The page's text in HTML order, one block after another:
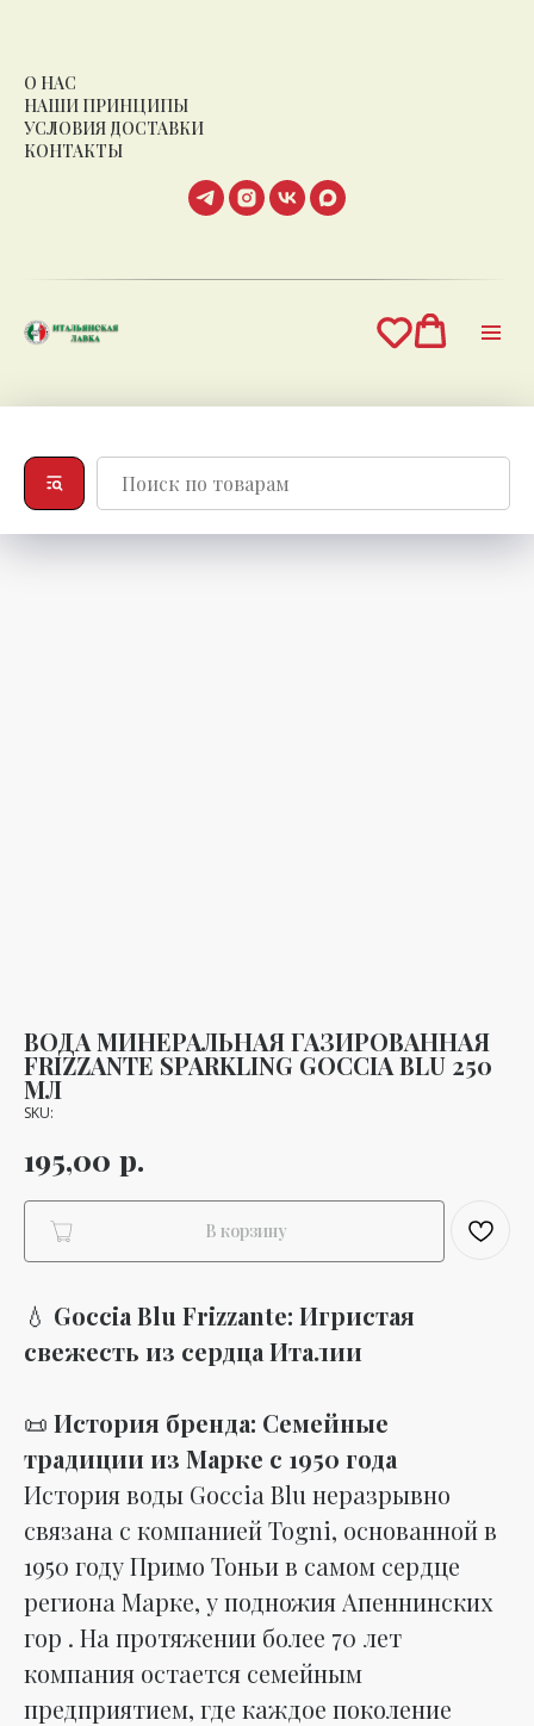
О НАС
НАШИ ПРИНЦИПЫ
УСЛОВИЯ ДОСТАВКИ
КОНТАКТЫ
ВОДА МИНЕРАЛЬНАЯ ГАЗИРОВАННАЯ
FRIZZANTE SPARKLING GOCCIA BLU 250
МЛ
SKU:
195,00 р.
В корзину
💧 Goccia Blu Frizzante: Игристая
свежесть из сердца Италии
📜 История бренда: Семейные
традиции из Марке с 1950 года
История воды Goccia Blu неразрывно
связана с компанией Togni, основанной в
1950 году Примо Тоньи в самом сердце
региона Марке, у подножия Апеннинских
гор . На протяжении более 70 лет
компания остается семейным
предприятием, где каждое поколение